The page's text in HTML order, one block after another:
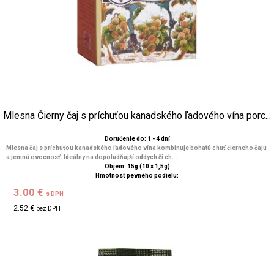
Mlesna Čierny čaj s príchuťou kanadského ľadového vína porc...
Doručenie do: 1 - 4 dní
Mlesna čaj s príchuťou kanadského ľadového vína kombinuje bohatú chuť čierneho čaju
a jemnú ovocnosť. Ideálny na dopoludňajší oddych či ch...
Objem: 15g (10 x 1,5g)
Hmotnosť pevného podielu:
3.00 € s DPH
2.52 € bez DPH